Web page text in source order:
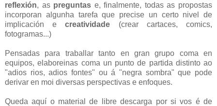
reflexión, as preguntas e, finalmente, todas as propostas
incorporan algunha tarefa que precise un certo nivel de
implicación ecreatividade (crear cartaces, comics,
fotogramas...)
Pensadas para traballar tanto en gran grupo coma en
equipos, elaboreinas coma un punto de partida distinto ao
"adios rios, adios fontes" ou á "negra sombra" que pode
derivar en moi diversas perspectivas e enfoques.
Queda aquí o material de libre descarga por si vos é de